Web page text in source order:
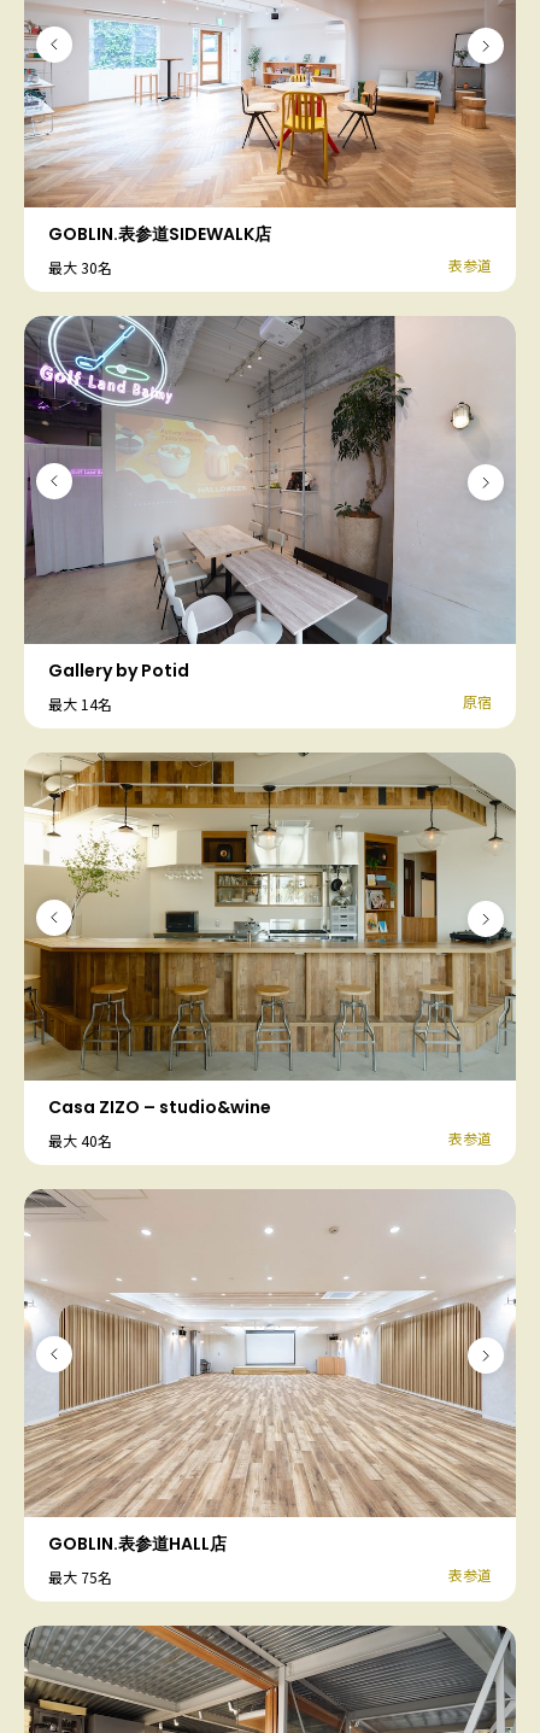
GOBLIN.表参道SIDEWALK店
最大 30名 表参道
Gallery by Potid
最大 14名 原宿
Casa ZIZO – studio&wine
最大 40名 表参道
GOBLIN.表参道HALL店
最大 75名 表参道